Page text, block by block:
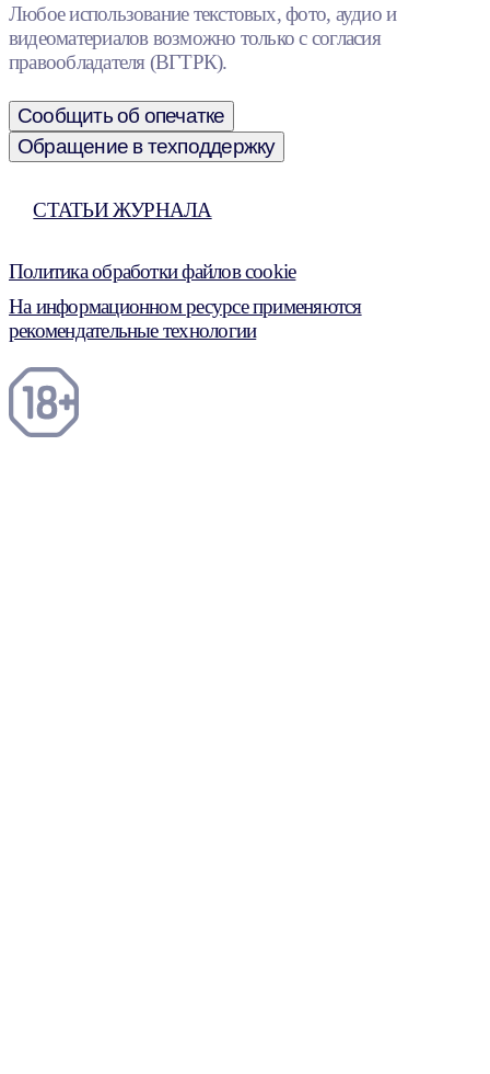
Любое использование текстовых, фото, аудио и
видеоматериалов возможно только с согласия
правообладателя (ВГТРК).
Сообщить об опечатке
Обращение в техподдержку
СТАТЬИ ЖУРНАЛА
Политика обработки файлов cookie
На информационном ресурсе применяются
рекомендательные технологии